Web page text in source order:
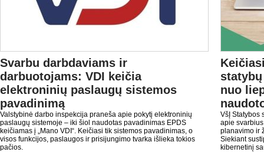
Svarbu darbdaviams ir
darbuotojams: VDI keičia
elektroninių paslaugų sistemos
pavadinimą
Valstybinė darbo inspekcija praneša apie pokytį elektroninių
paslaugų sistemoje – iki šiol naudotas pavadinimas EPDS
keičiamas į „Mano VDI“. Keičiasi tik sistemos pavadinimas, o
visos funkcijos, paslaugos ir prisijungimo tvarka išlieka tokios
pačios.
nuo
VšĮ Statybos
apie
planavimo ir
Siekiant
kibernetinį